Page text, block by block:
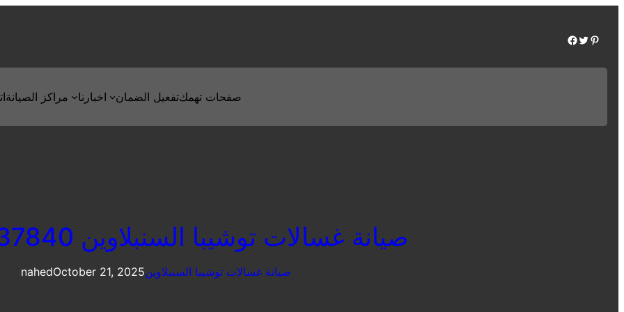
Facebook Twitter Pinterest
مراكز الصيانة اخبارنا تفعيل الضمانصفحات تهمك
صيانة غسالات توشيبا السنبلاوين 01060037840
nahedOctober 21, 2025صيانة غسالات توشيبا السنبلاوين